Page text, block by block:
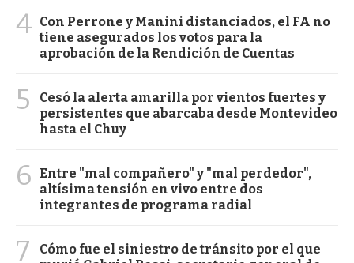
4 Con Perrone y Manini distanciados, el FA no
tiene asegurados los votos para la
aprobación de la Rendición de Cuentas
5
Cesó la alerta amarilla por vientos fuertes y
persistentes que abarcaba desde Montevideo
hasta el Chuy
6
Entre "mal compañero" y "mal perdedor",
altísima tensión en vivo entre dos
integrantes de programa radial
7
Cómo fue el siniestro de tránsito por el que